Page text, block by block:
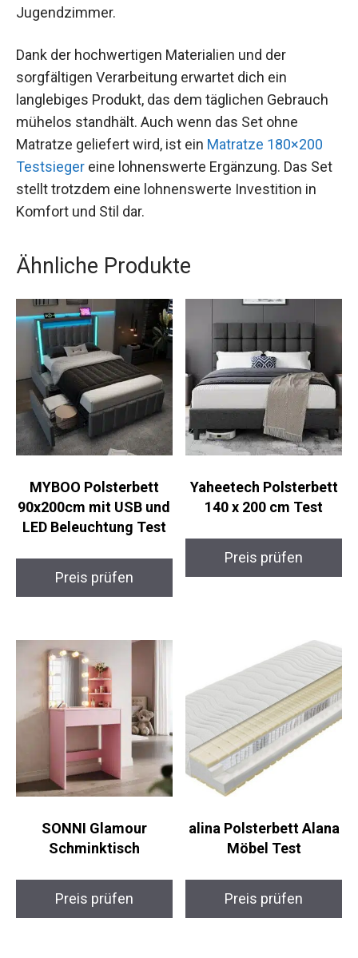
Jugendzimmer.
Dank der hochwertigen Materialien und der
sorgfältigen Verarbeitung erwartet dich ein
langlebiges Produkt, das dem täglichen Gebrauch
mühelos standhält. Auch wenn das Set ohne
Matratze geliefert wird, ist ein Matratze 180×200
Testsieger eine lohnenswerte Ergänzung. Das Set
stellt trotzdem eine lohnenswerte Investition in
Komfort und Stil dar.
Ähnliche Produkte
MYBOO Polsterbett
90x200cm mit USB und
LED Beleuchtung Test
Preis prüfen
Yaheetech Polsterbett
140 x 200 cm Test
Preis prüfen
SONNI Glamour
Schminktisch
Preis prüfen
alina Polsterbett Alana
Möbel Test
Preis prüfen